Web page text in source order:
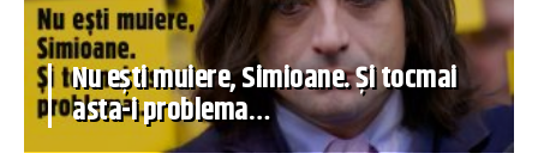
Nu ești muiere, Simioane. Și tocmai
asta-i problema…